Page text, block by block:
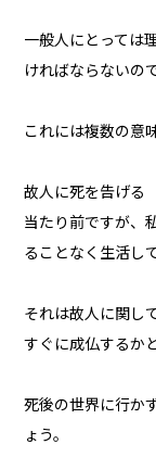
一般人にとっては
ければならないの
これには複数の意
故人に死を告げる
当たり前ですが、
ることなく生活し
それは故人に関し
すぐに成仏するか
死後の世界に行か
ょう。